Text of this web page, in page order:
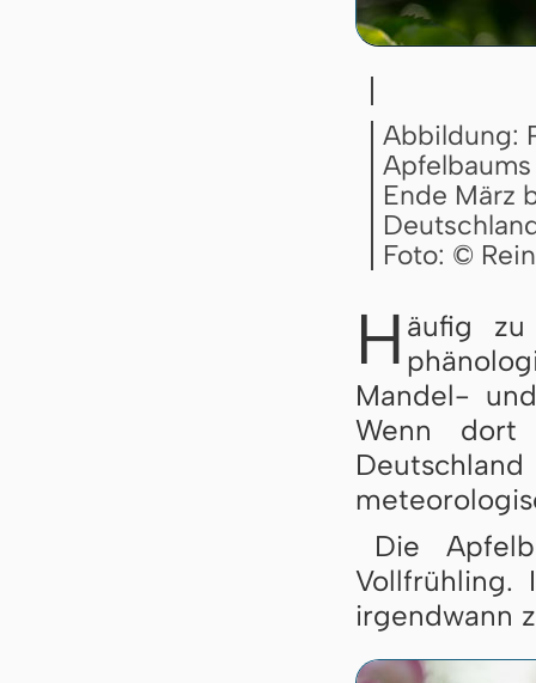
Abbildung:
Ende März
Foto: ©
H äufig
Mandel-
Wenn
Die
Vollfrühling.
irgendwann